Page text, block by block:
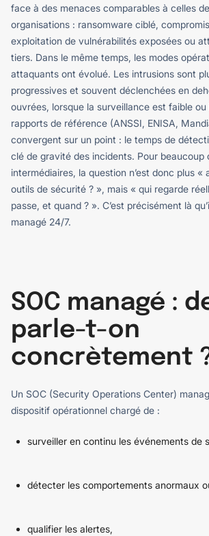
face à des menaces comparables à celles
organisations : ransomware ciblé,
exploitation de vulnérabilités exposées ou
tiers. Dans le même temps, les modes
attaquants ont évolué. Les intrusions sont
progressives et souvent déclenchées en
ouvrées, lorsque la surveillance est faible
rapports de référence (ANSSI, ENISA,
convergent sur un point : le temps de
clé de gravité des incidents. Pour beaucoup
intermédiaires, la question n’est donc plus «
outils de sécurité ? », mais « qui regarde
passe, et quand ? ». C’est précisément là
managé 24/7.
SOC managé :
parle-t-on
concrètement
Un SOC (Security Operations Center)
dispositif opérationnel chargé de :
surveiller en continu les événements de
détecter les comportements anormaux
qualifier les alertes,